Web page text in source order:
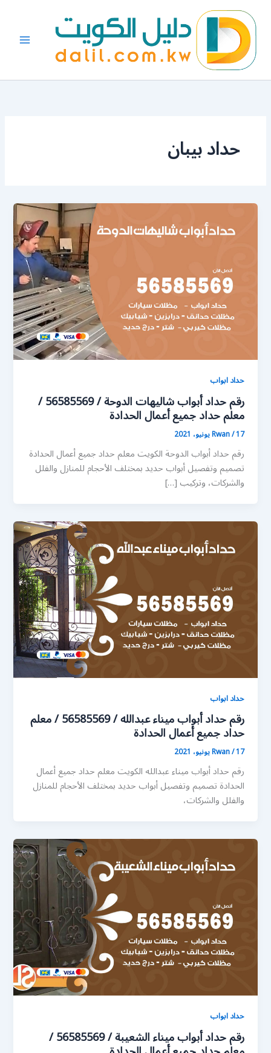
المحتوى
حداد بيبان
حداد ابواب
رقم حداد أبواب شاليهات الدوحة / 56585569 /
معلم حداد جميع أعمال الحدادة
Rwan/17 يونيو، 2021
رقم حداد أبواب الدوحة الكويت معلم حداد جميع أعمال الحدادة
تصميم وتفصيل أبواب حديد بمختلف الأحجام للمنازل والفلل
والشركات، وتركيب […]
حداد ابواب
رقم حداد أبواب ميناء عبدالله / 56585569 / معلم
حداد جميع أعمال الحدادة
Rwan/17 يونيو، 2021
رقم حداد أبواب ميناء عبدالله الكويت معلم حداد جميع أعمال
الحدادة تصميم وتفصيل أبواب حديد بمختلف الأحجام للمنازل
والفلل والشركات،
حداد ابواب
رقم حداد أبواب ميناء الشعيبة / 56585569 /